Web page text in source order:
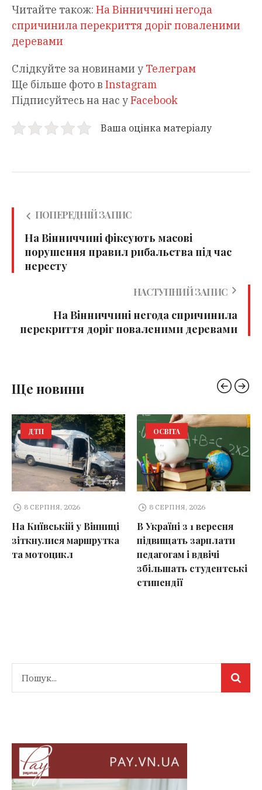
Читайте також: На Вінниччині негода
спричинила перекриття доріг поваленими
деревами
Слідкуйте за новинами у Телеграм
Ще більше фото в Instagram
Підписуйтесь на нас уFacebook
Ваша оцінка матеріалу
ПОПЕРЕДНІЙ ЗАПИС
На Вінниччині фіксують масові
порушення правил рибальства під час
нересту
НАСТУПНИЙ ЗАПИС
На Вінниччині негода спричинила
перекриття доріг поваленими деревами
Ще новини
ДТП
8 СЕРПНЯ, 2026
На Київській у Вінниці
зіткнулися маршрутка
та мотоцикл
ОСВІТА
8 СЕРПНЯ, 2026
В Україні з 1 вересня
підвищать зарплати
педагогам і вдвічі
збільшать студентські
стипендії